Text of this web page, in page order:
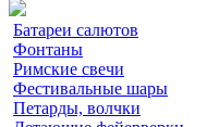
Батареи салютов
Фонтаны
Римские свечи
Фестивальные шары
Петарды, волчки